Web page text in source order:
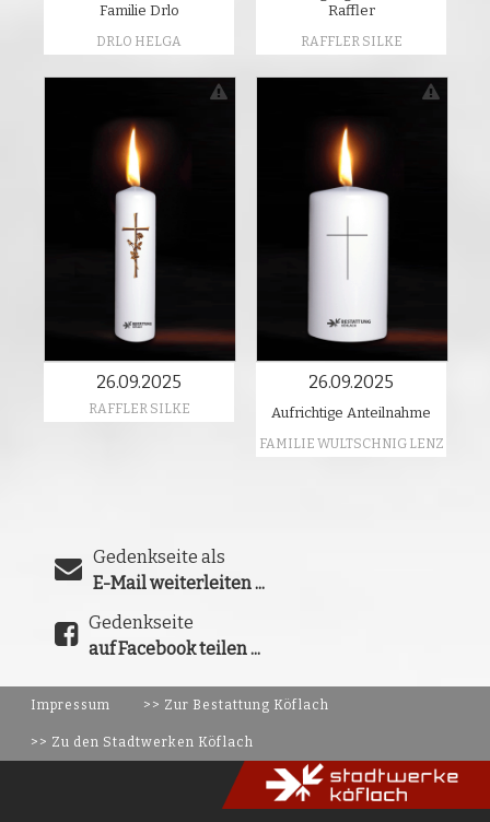
Familie Drlo
DRLO HELGA
Raffler
RAFFLER SILKE
26.09.2025
RAFFLER SILKE
26.09.2025
Aufrichtige Anteilnahme
FAMILIE WULTSCHNIG LENZ
Gedenkseite als
E-Mail weiterleiten ...
Gedenkseite
auf Facebook teilen ...
Impressum >> Zur Bestattung Köflach
>> Zu den Stadtwerken Köflach